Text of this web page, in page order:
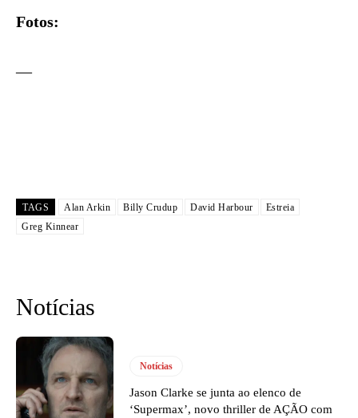
Fotos:
—
TAGS Alan Arkin Billy Crudup David Harbour
Estreia
Greg Kinnear
Notícias
Notícias
Jason Clarke se junta ao elenco de
‘Supermax’, novo thriller de AÇÃO com